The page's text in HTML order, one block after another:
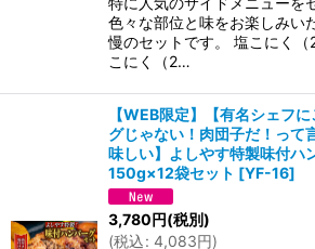
色々な部位と味をお楽しみい
慢のセットです。 塩こにく
こにく（2…
【WEB限定】【有名シェフ
グじゃない！肉団子だ！って
味しい】よしやす特製味付
150g×12袋セット [YF-16]
3,780円(税別)
(税込: 4,083円)